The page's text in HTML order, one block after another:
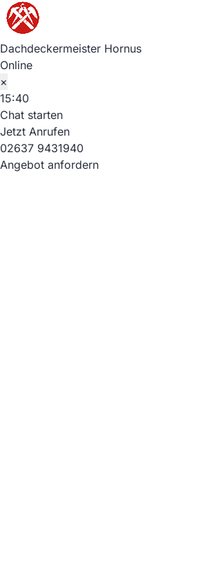
Dachdeckermeister Hornus
Online
×
15:40
Chat starten
Jetzt Anrufen
02637 9431940
Angebot anfordern